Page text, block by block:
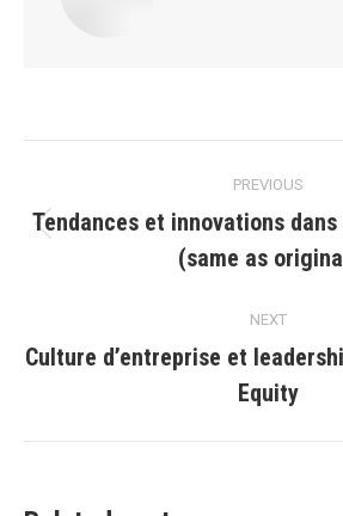
navigation
PREVIOUS
post:
Tendances et innovations
(same as
NEXT
post:
Culture d’entreprise et
Equity